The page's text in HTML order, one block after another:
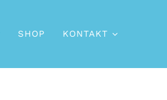
SHOP KONTAKT